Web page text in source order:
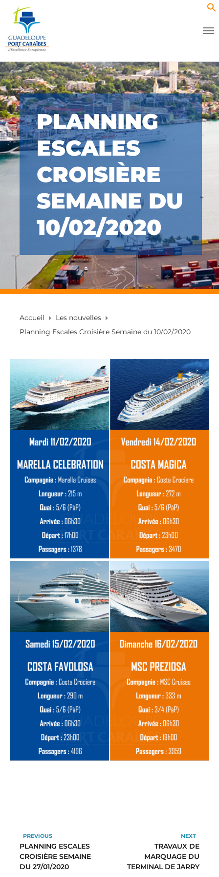
PLANNING
ESCALES
CROISIÈRE
SEMAINE DU
10/02/2020
Accueil
Les nouvelles
Planning Escales Croisière Semaine du 10/02/2020
PREVIOUS
PLANNING ESCALES
CROISIÈRE SEMAINE
DU 27/01/2020
NEXT
TRAVAUX DE
MARQUAGE DU
TERMINAL DE JARRY